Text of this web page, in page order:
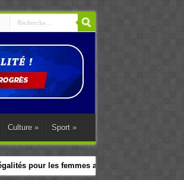
Culture » Sport »
pour les femmes africaines